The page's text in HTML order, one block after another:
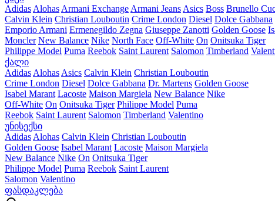
Adidas Alohas Armani Exchange Armani Jeans Asics Boss Brunello
Calvin Klein Christian Louboutin Crime London Diesel Dolce Gabbana
Emporio Armani Ermenegildo Zegna Giuseppe Zanotti Golden Goose
Moncler New Balance Nike North Face Off-White On Onitsuka Tiger
Philippe Model Puma Reebok Saint Laurent Salomon Timberland
ქალი
Adidas Alohas Asics Calvin Klein Christian Louboutin
Crime London Diesel Dolce Gabbana Dr. Martens Golden Goose
Isabel Marant Lacoste Maison Margiela New Balance Nike
Off-White On Onitsuka Tiger Philippe Model Puma
Reebok Saint Laurent Salomon Timberland Valentino
უნისექსი
Adidas Alohas Calvin Klein Christian Louboutin
Golden Goose Isabel Marant Lacoste Maison Margiela
New Balance Nike On Onitsuka Tiger
Philippe Model Puma Reebok Saint Laurent
Salomon Valentino
ფასდაკლება